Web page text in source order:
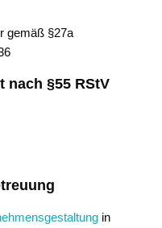
gemäß §27a
nach §55 RStV
in